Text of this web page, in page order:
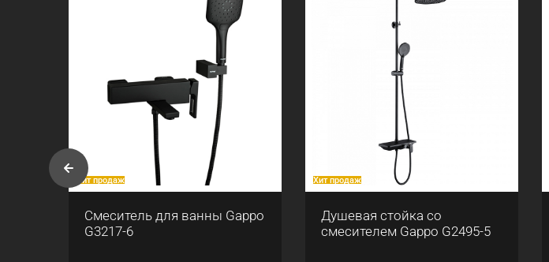
Хит продаж
Смеситель для ванны Gappo
G3217-6
Хит продаж
Душевая стойка со
смесителем Gappo G2495-5